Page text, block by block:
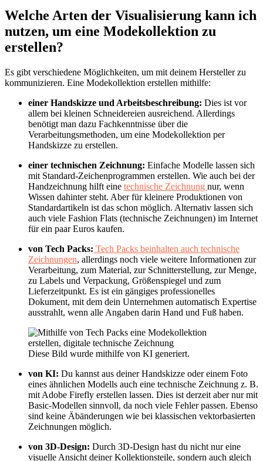
Welche Arten der Visualisierung kann ich
nutzen, um eine Modekollektion zu
erstellen?
Es gibt verschiedene Möglichkeiten, um mit deinem Hersteller zu
kommunizieren. Eine Modekollektion erstellen mithilfe:
einer Handskizze und Arbeitsbeschreibung: Dies ist vor
allem bei kleinen Schneidereien ausreichend. Allerdings
benötigt man dazu Fachkenntnisse über die
Verarbeitungsmethoden, um eine Modekollektion per
Handskizze zu erstellen.
einer technischen Zeichnung: Einfache Modelle lassen sich
mit Standard-Zeichenprogrammen erstellen. Wie auch bei der
Handzeichnung hilft eine technische Zeichnung nur, wenn
Wissen dahinter steht. Aber für kleinere Produktionen von
Standardartikeln ist das schon möglich. Alternativ lassen sich
auch viele Fashion Flats (technische Zeichnungen) im Internet
für ein paar Euros kaufen.
von Tech Packs: Tech Packs beinhalten auch technische
Zeichnungen, allerdings noch viele weitere Informationen zur
Verarbeitung, zum Material, zur Schnitterstellung, zur Menge,
zu Labels und Verpackung, Größenspiegel und zum
Lieferzeitpunkt. Es ist ein gängiges professionelles
Dokument, mit dem dein Unternehmen automatisch Expertise
ausstrahlt, wenn alle Angaben darin Hand und Fuß haben.
Diese Bild wurde mithilfe von KI generiert.
von KI: Du kannst aus deiner Handskizze oder einem Foto
eines ähnlichen Modells auch eine technische Zeichnung z. B.
mit Adobe Firefly erstellen lassen. Dies ist derzeit aber nur mit
Basic-Modellen sinnvoll, da noch viele Fehler passen. Ebenso
sind keine Äbänderungen wie bei klassischen vektorbasierten
Zeichnungen möglich.
von 3D-Design: Durch 3D-Design hast du nicht nur eine
visuelle Ansicht deiner Kollektionsteile, sondern auch gleich